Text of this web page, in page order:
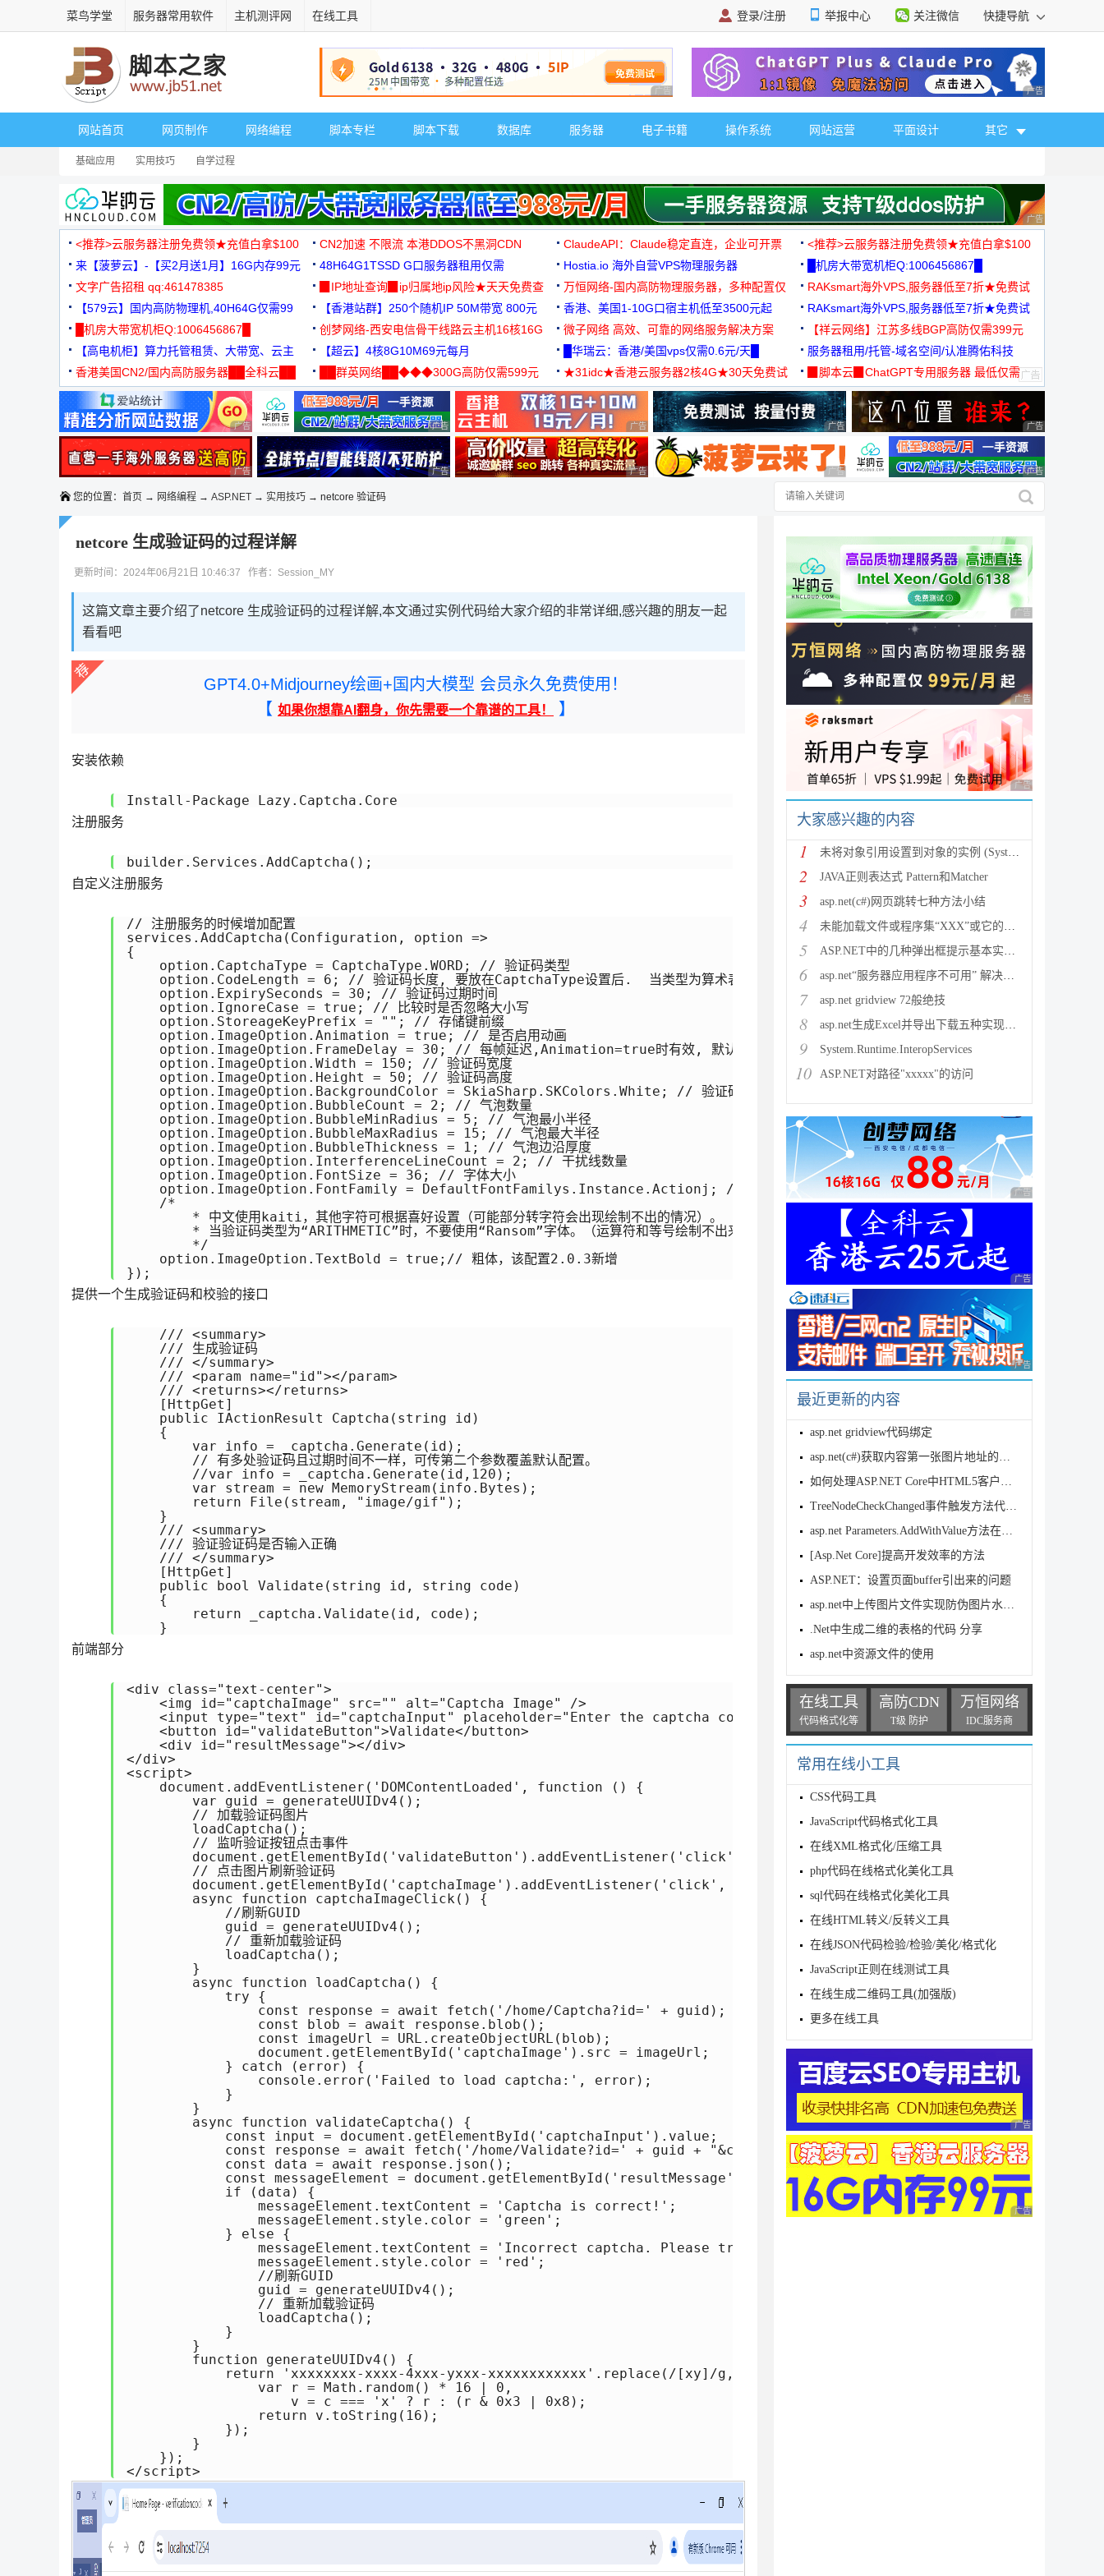
菜鸟学堂 服务器常用软件 主机测评网 在线工具 登录/注册 举报中心 关注微信 快捷导航
广告 商业广告，理性选择 广告 商业广告，理
网站首页 网页制作 网络编程 脚本专栏 脚本下载 数据库 服务器 电子书籍 操作系统 网站运营 平面设计 其它
基础应用 实用技巧 自学过程
广告 商业广告，理
<推荐>云服务器注册免费领★充值白拿$100 CN2加速 不限流 本港DDOS不黑洞CDN ClaudeAPI：Claude稳定直连，企业可开票
<推荐>云服务器注册免费领★充值白拿$100
来【菠萝云】-【买2月送1月】16G内存99元
48H64G1TSSD G口服务器租用仅需
3000+可免费测试
Hostia.io 海外自营VPS物理服务器
█机房大带宽机柜Q:1006456867█
文字广告招租 qq:461478385
▉IP地址查询▉ip归属地ip风险★天天免费查
万恒网络-国内高防物理服务器，多种配置仅
99元/月起
RAKsmart海外VPS,服务器低至7折★免费试
用★
【579云】国内高防物理机,40H64G仅需99
元
【香港站群】250个随机IP 50M带宽 800元 香港、美国1-10G口宿主机低至3500元起
RAKsmart海外VPS,服务器低至7折★免费试
用★
█机房大带宽机柜Q:1006456867█
创梦网络-西安电信骨干线路云主机16核16G
88元/月
微子网络 高效、可靠的网络服务解决方案
【祥云网络】江苏多线BGP高防仅需399元
【高电机柜】算力托管租赁、大带宽、云主
机
【超云】4核8G10M69元每月 █华瑞云：香港/美国vps仅需0.6元/天█
服务器租用/托管-域名空间/认准腾佑科技
香港美国CN2/国内高防服务器██全科云██
██群英网络██◆◆◆300G高防仅需599元
◆◆◆
★31idc★香港云服务器2核4G★30天免费试
用◆
▉脚本云▉ChatGPT专用服务器 最低仅需
19元/月
广告 商业广告，理性选择 广告 商业广告，理性选择 广告 商业广告，理性选择 广告 商业广告，理性选择 广告 商业广告，理
广告 商业广告，理性选择 广告 商业广告，理性选择 广告 商业广告，理性选择 广告 商业广告，理性选择 广告 商业广告，理
您的位置： 首页 → 网络编程 → ASP.NET → 实用技巧 → netcore 验证码
netcore 生成验证码的过程详解
更新时间：2024年06月21日 10:46:37 作者：Session_MY
这篇文章主要介绍了netcore 生成验证码的过程详解,本文通过实例代码给大家介绍的非常详细,感兴趣的朋友一起
看看吧
GPT4.0+Midjourney绘画+国内大模型 会员永久免费使用！
【 如果你想靠AI翻身，你先需要一个靠谱的工具！ 】
安装依赖
Install-Package Lazy.Captcha.Core
注册服务
builder.Services.AddCaptcha();
自定义注册服务
// 注册服务的时候增加配置
services.AddCaptcha(Configuration, option =>
{
    option.CaptchaType = CaptchaType.WORD; // 验证码类型
    option.CodeLength = 6; // 验证码长度, 要放在CaptchaType设置后.  当类型为算术表达式时，长度代表操作的个数
    option.ExpirySeconds = 30; // 验证码过期时间
    option.IgnoreCase = true; // 比较时是否忽略大小写
    option.StoreageKeyPrefix = ""; // 存储键前缀
    option.ImageOption.Animation = true; // 是否启用动画
    option.ImageOption.FrameDelay = 30; // 每帧延迟,Animation=true时有效, 默认30
    option.ImageOption.Width = 150; // 验证码宽度
    option.ImageOption.Height = 50; // 验证码高度
    option.ImageOption.BackgroundColor = SkiaSharp.SKColors.White; // 验证码背景色
    option.ImageOption.BubbleCount = 2; // 气泡数量
    option.ImageOption.BubbleMinRadius = 5; // 气泡最小半径
    option.ImageOption.BubbleMaxRadius = 15; // 气泡最大半径
    option.ImageOption.BubbleThickness = 1; // 气泡边沿厚度
    option.ImageOption.InterferenceLineCount = 2; // 干扰线数量
    option.ImageOption.FontSize = 36; // 字体大小
    option.ImageOption.FontFamily = DefaultFontFamilys.Instance.Actionj; // 字体
    /*
        * 中文使用kaiti，其他字符可根据喜好设置（可能部分转字符会出现绘制不出的情况）。
        * 当验证码类型为“ARITHMETIC”时，不要使用“Ransom”字体。（运算符和等号绘制不出来）
        */
    option.ImageOption.TextBold = true;// 粗体，该配置2.0.3新增
});
提供一个生成验证码和校验的接口
    /// <summary>
    /// 生成验证码
    /// </summary>
    /// <param name="id"></param>
    /// <returns></returns>
    [HttpGet]
    public IActionResult Captcha(string id)
    {
        var info = _captcha.Generate(id);
        // 有多处验证码且过期时间不一样，可传第二个参数覆盖默认配置。
        //var info = _captcha.Generate(id,120);
        var stream = new MemoryStream(info.Bytes);
        return File(stream, "image/gif");
    }
    /// <summary>
    /// 验证验证码是否输入正确
    /// </summary>
    [HttpGet]
    public bool Validate(string id, string code)
    {
        return _captcha.Validate(id, code);
    }
前端部分
<div class="text-center">
    <img id="captchaImage" src="" alt="Captcha Image" />
    <input type="text" id="captchaInput" placeholder="Enter the captcha code" />
    <button id="validateButton">Validate</button>
    <div id="resultMessage"></div>
</div>
<script>
    document.addEventListener('DOMContentLoaded', function () {
        var guid = generateUUIDv4();
        // 加载验证码图片
        loadCaptcha();
        // 监听验证按钮点击事件
        document.getElementById('validateButton').addEventListener('click', validateCaptcha);
        // 点击图片刷新验证码
        document.getElementById('captchaImage').addEventListener('click', captchaImageClick);
        async function captchaImageClick() {
            //刷新GUID
            guid = generateUUIDv4();
            // 重新加载验证码
            loadCaptcha();
        }
        async function loadCaptcha() {
            try {
                const response = await fetch('/home/Captcha?id=' + guid);
                const blob = await response.blob();
                const imageUrl = URL.createObjectURL(blob);
                document.getElementById('captchaImage').src = imageUrl;
            } catch (error) {
                console.error('Failed to load captcha:', error);
            }
        }
        async function validateCaptcha() {
            const input = document.getElementById('captchaInput').value;
            const response = await fetch('/home/Validate?id=' + guid + "&code=" + input);
            const data = await response.json();
            const messageElement = document.getElementById('resultMessage');
            if (data) {
                messageElement.textContent = 'Captcha is correct!';
                messageElement.style.color = 'green';
            } else {
                messageElement.textContent = 'Incorrect captcha. Please try again.';
                messageElement.style.color = 'red';
                //刷新GUID
                guid = generateUUIDv4();
                // 重新加载验证码
                loadCaptcha();
            }
        }
        function generateUUIDv4() {
            return 'xxxxxxxx-xxxx-4xxx-yxxx-xxxxxxxxxxxx'.replace(/[xy]/g, function (c) {
                var r = Math.random() * 16 | 0,
                    v = c === 'x' ? r : (r & 0x3 | 0x8);
                return v.toString(16);
            });
        }
    });
</script>
广告 商业广告，理性
广告 商业广告，理性
广告 商业广告，理性
大家感兴趣的内容
1 未将对象引用设置到对象的实例 (System.NullRef
2 JAVA正则表达式 Pattern和Matcher
3 asp.net(c#)网页跳转七种方法小结
4 未能加载文件或程序集“XXX”或它的某一个依赖项。试图加载格
5 ASP.NET中的几种弹出框提示基本实现方法
6 asp.net“服务器应用程序不可用” 解决方法
7 asp.net gridview 72般绝技
8 asp.net生成Excel并导出下载五种实现方法
9 System.Runtime.InteropServices
10 ASP.NET对路径"xxxxx"的访问
广告 商业广告，理性
广告 商业广告，理性
广告 商业广告，理性
最近更新的内容
asp.net gridview代码绑定
asp.net(c#)获取内容第一张图片地址的函数
如何处理ASP.NET Core中HTML5客户端路由回退的问题
TreeNodeCheckChanged事件触发方法代码实例
asp.net Parameters.AddWithValue方法在SQL语
[Asp.Net Core]提高开发效率的方法
ASP.NET：设置页面buffer引出来的问题
asp.net中上传图片文件实现防伪图片水印并写入数据库
.Net中生成二维的表格的代码 分享
asp.net中资源文件的使用
在线工具
代码格式化等
高防CDN
T级 防护
万恒网络
IDC服务商
常用在线小工具
CSS代码工具
JavaScript代码格式化工具
在线XML格式化/压缩工具
php代码在线格式化美化工具
sql代码在线格式化美化工具
在线HTML转义/反转义工具
在线JSON代码检验/检验/美化/格式化
JavaScript正则在线测试工具
在线生成二维码工具(加强版)
更多在线工具
广告 商业广告，理性
广告 商业广告，理性